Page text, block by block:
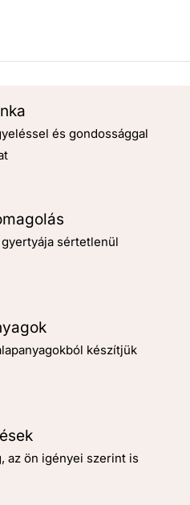
és gondossággal
sértetlenül
készítjük
az ön igényei szerint is